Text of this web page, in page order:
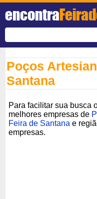
encontra
Poços
Santana
Para facilitar sua busca
melhores empresas de
Feira de Santana e
empresas.